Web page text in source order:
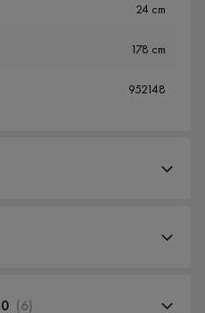
24 cm
178 cm
952148
Leather! Den är tillverkad av
(6)